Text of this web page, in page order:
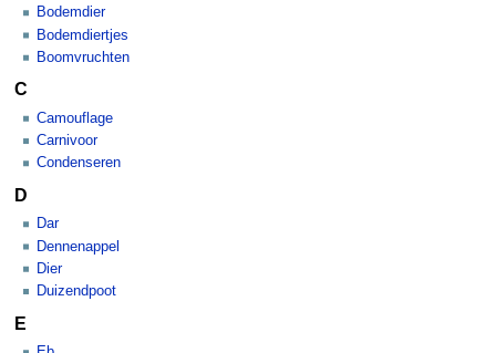
Bodemdier
Bodemdiertjes
Boomvruchten
C
Camouflage
Carnivoor
Condenseren
D
Dar
Dennenappel
Dier
Duizendpoot
E